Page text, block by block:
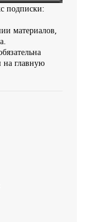
подписки:
материалов,
на главную